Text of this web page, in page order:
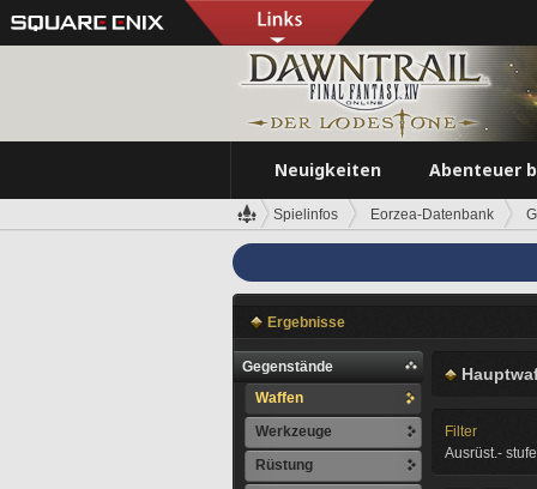
Neuigkeiten Abenteuer
Spielinfos Eorzea-Datenbank
Ergebnisse
Gegenstände
Waffen
Werkzeuge
Rüstung
Filter
Ausrüst.-